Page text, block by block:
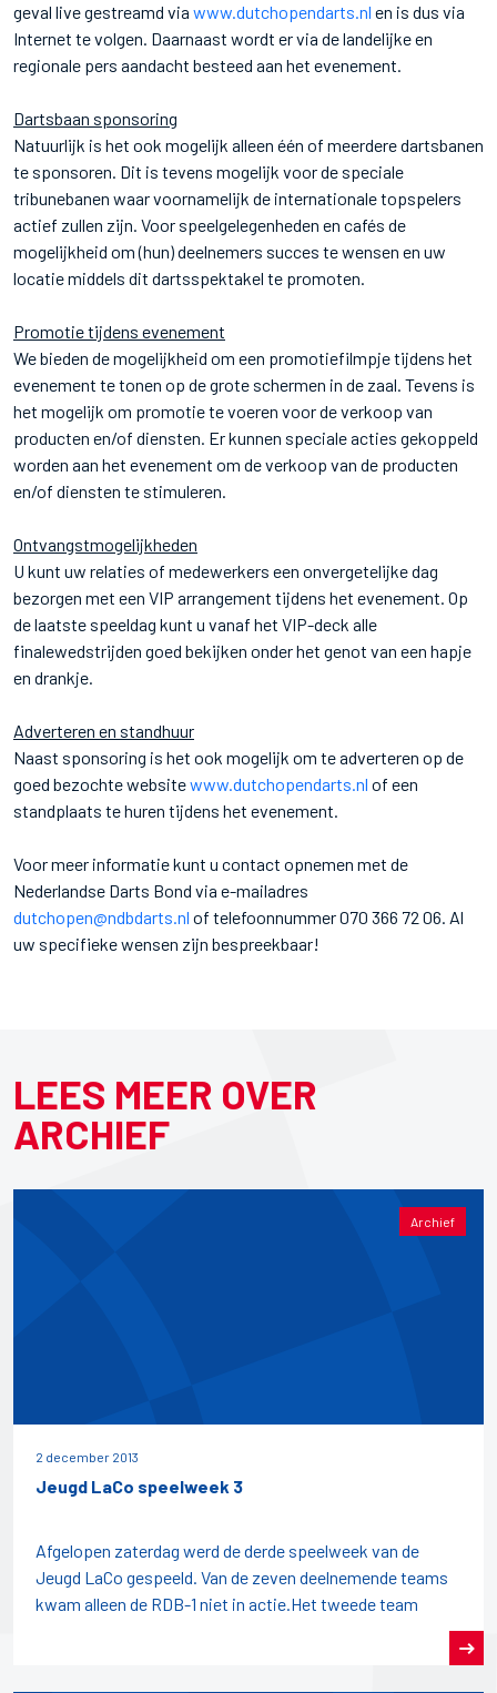
geval live gestreamd via www.dutchopendarts.nl en is dus via
Internet te volgen. Daarnaast wordt er via de landelijke en
regionale pers aandacht besteed aan het evenement.
Dartsbaan sponsoring
Natuurlijk is het ook mogelijk alleen één of meerdere dartsbanen
te sponsoren. Dit is tevens mogelijk voor de speciale
tribunebanen waar voornamelijk de internationale topspelers
actief zullen zijn. Voor speelgelegenheden en cafés de
mogelijkheid om (hun) deelnemers succes te wensen en uw
locatie middels dit dartsspektakel te promoten.
Promotie tijdens evenement
We bieden de mogelijkheid om een promotiefilmpje tijdens het
evenement te tonen op de grote schermen in de zaal. Tevens is
het mogelijk om promotie te voeren voor de verkoop van
producten en/of diensten. Er kunnen speciale acties gekoppeld
worden aan het evenement om de verkoop van de producten
en/of diensten te stimuleren.
Ontvangstmogelijkheden
U kunt uw relaties of medewerkers een onvergetelijke dag
bezorgen met een VIP arrangement tijdens het evenement. Op
de laatste speeldag kunt u vanaf het VIP-deck alle
finalewedstrijden goed bekijken onder het genot van een hapje
en drankje.
Adverteren en standhuur
Naast sponsoring is het ook mogelijk om te adverteren op de
goed bezochte websitewww.dutchopendarts.nl of een
standplaats te huren tijdens het evenement.
Voor meer informatie kunt u contact opnemen met de
Nederlandse Darts Bond via e-mailadres
dutchopen@ndbdarts.nl of telefoonnummer 070 366 72 06. Al
uw specifieke wensen zijn bespreekbaar!
LEES MEER OVER
ARCHIEF
Archief
2 december 2013
Jeugd LaCo speelweek 3
Afgelopen zaterdag werd de derde speelweek van de
Jeugd LaCo gespeeld. Van de zeven deelnemende teams
kwam alleen de RDB-1 niet in actie.Het tweede team